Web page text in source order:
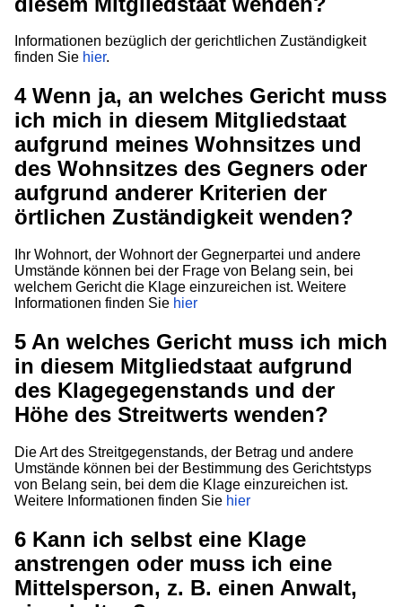
Informationen bezüglich der gerichtlichen Zuständigkeit
finden Sie hier.
4 Wenn ja, an welches Gericht muss
ich mich in diesem Mitgliedstaat
aufgrund meines Wohnsitzes und
des Wohnsitzes des Gegners oder
aufgrund anderer Kriterien der
örtlichen Zuständigkeit wenden?
Ihr Wohnort, der Wohnort der Gegnerpartei und andere
Umstände können bei der Frage von Belang sein, bei
welchem Gericht die Klage einzureichen ist. Weitere
Informationen finden Sie hier
5 An welches Gericht muss ich mich
in diesem Mitgliedstaat aufgrund
des Klagegegenstands und der
Höhe des Streitwerts wenden?
Die Art des Streitgegenstands, der Betrag und andere
Umstände können bei der Bestimmung des Gerichtstyps
von Belang sein, bei dem die Klage einzureichen ist.
Weitere Informationen finden Sie hier
6 Kann ich selbst eine Klage
anstrengen oder muss ich eine
Mittelsperson, z. B. einen Anwalt,